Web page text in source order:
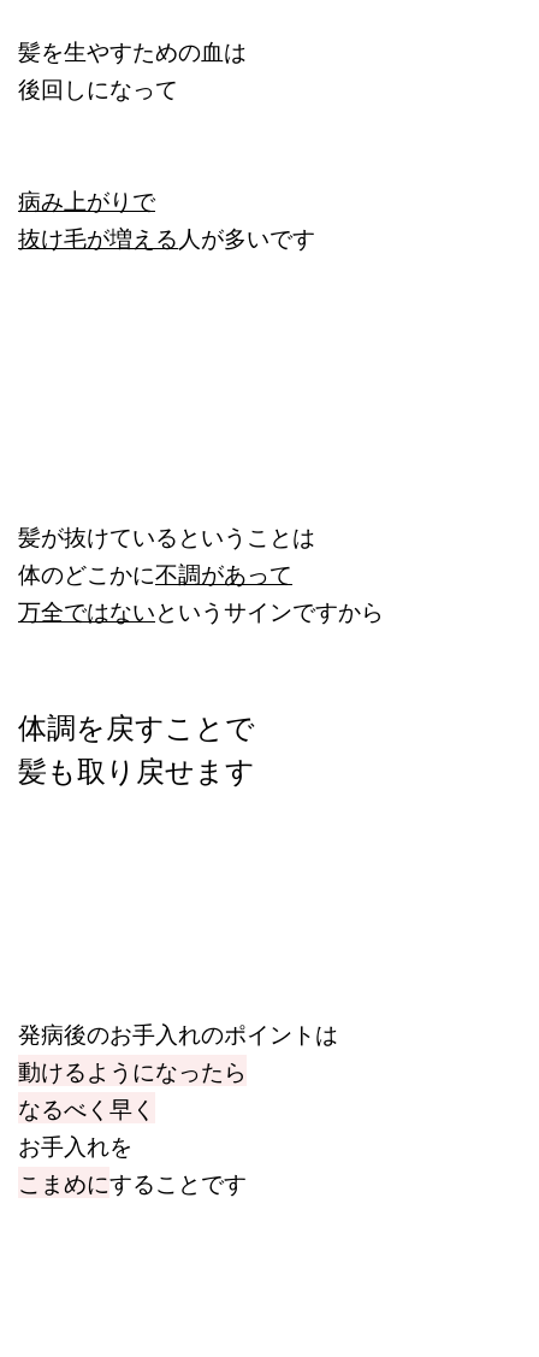
髪を生やすための血は
後回しになって
病み上がりで
抜け毛が増える人が多いです
髪が抜けているということは
体のどこかに不調があって
万全ではないというサインですから
体調を戻すことで
髪も取り戻せます
発病後のお手入れのポイントは
動けるようになったら
なるべく早く
お手入れを
こまめにすることです